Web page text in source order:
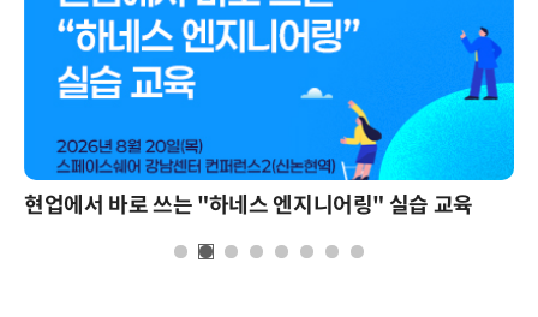
현업에서 바로 쓰는 "하네스 엔지니어링" 실습 교육